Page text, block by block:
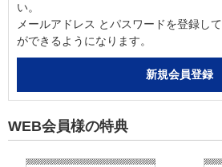
い。
メールアドレス とパスワードを登録し
ができるようになります。
WEB会員様の特典